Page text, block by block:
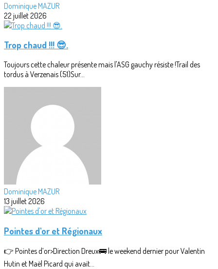
Dominique MAZUR
22 juillet 2026
Trop chaud !!! 😎.
Toujours cette chaleur présente mais l'ASG gauchy résiste !Trail des
tordus à Verzenais (51)Sur...
Dominique MAZUR
13 juillet 2026
Pointes d'or et Régionaux
👉 Pointes d’or>Direction Dreux🚌 le weekend dernier pour Valentin
Hutin et Maël Picard qui avait...